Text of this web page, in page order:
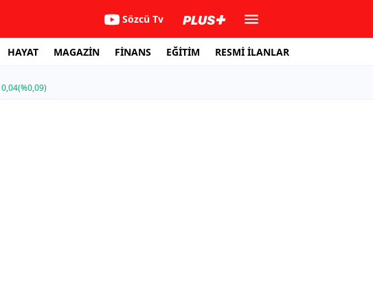
Sözcü Tv
HAYAT MAGAZİN FİNANS EĞİTİM RESMİ İLANLAR
0,04(%0,09)